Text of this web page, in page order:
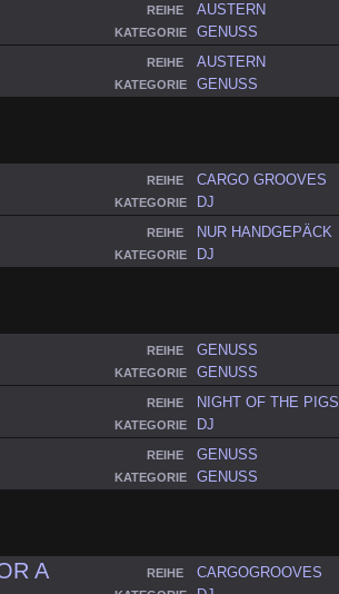
REIHE AUSTERN
KATEGORIE GENUSS
REIHE AUSTERN
KATEGORIE GENUSS
REIHE CARGO GROOVES
KATEGORIE DJ
REIHE NUR HANDGEPÄCK
KATEGORIE DJ
REIHE GENUSS
KATEGORIE GENUSS
REIHE NIGHT OF THE PIGS
KATEGORIE DJ
REIHE GENUSS
KATEGORIE GENUSS
A
REIHE CARGOGROOVES